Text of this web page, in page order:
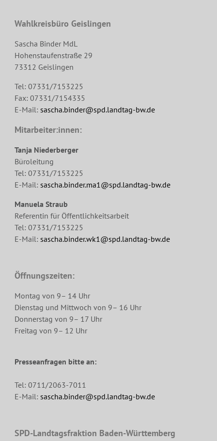
Wahlkreisbüro Geislingen
Sascha Binder MdL
Hohenstaufenstraße 29
73312 Geislingen
Tel: 07331/7153225
Fax: 07331/7154335
E-Mail: sascha.binder@spd.landtag-bw.de
Mitarbeiter:innen:
Tanja Niederberger
Büroleitung
Tel: 07331/7153225
E-Mail: sascha.binder.ma1@spd.landtag-bw.de
Manuela Straub
Referentin für Öffentlichkeitsarbeit
Tel: 07331/7153225
E-Mail: sascha.binder.wk1@spd.landtag-bw.de
Öffnungszeiten:
Montag von 9– 14 Uhr
Dienstag und Mittwoch von 9– 16 Uhr
Donnerstag von 9– 17 Uhr
Freitag von 9– 12 Uhr
Presseanfragen bitte an:
Tel: 0711/2063-7011
E-Mail: sascha.binder@spd.landtag-bw.de
SPD-Landtagsfraktion Baden-Württemberg